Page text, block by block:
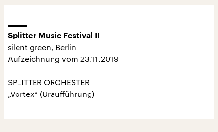
Splitter Music Festival II
silent green, Berlin
Aufzeichnung vom 23.11.2019
SPLITTER ORCHESTER
„Vortex“ (Uraufführung)